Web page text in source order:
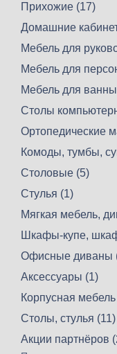
Прихожие (17)
Домашние
Мебель для
Мебель для
Мебель для
Столы
Ортопедические
Комоды, тумбы,
Столовые (5)
Стулья (1)
Мягкая мебель,
Шкафы-купе,
Офисные диваны
Аксессуары (1)
Корпусная
Столы, стулья (11)
Акции партнёров